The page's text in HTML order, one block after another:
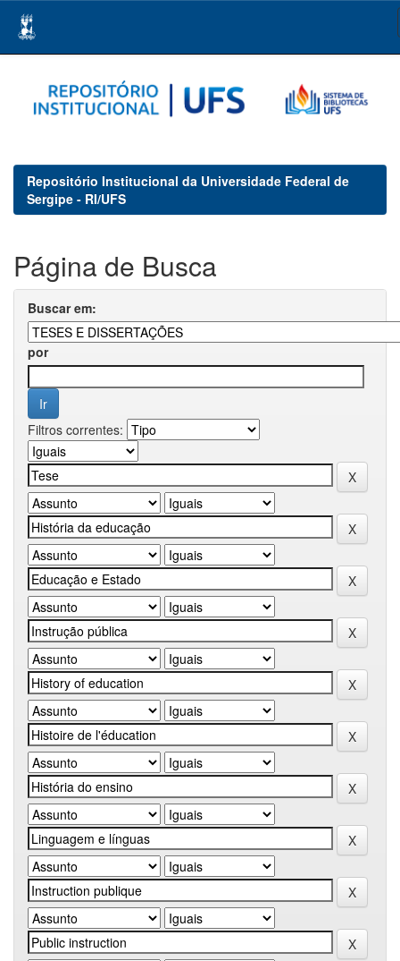
navigation
Repositório Institucional da Universidade Federal de
Sergipe - RI/UFS
Página de Busca
Buscar em:
por
Filtros correntes: